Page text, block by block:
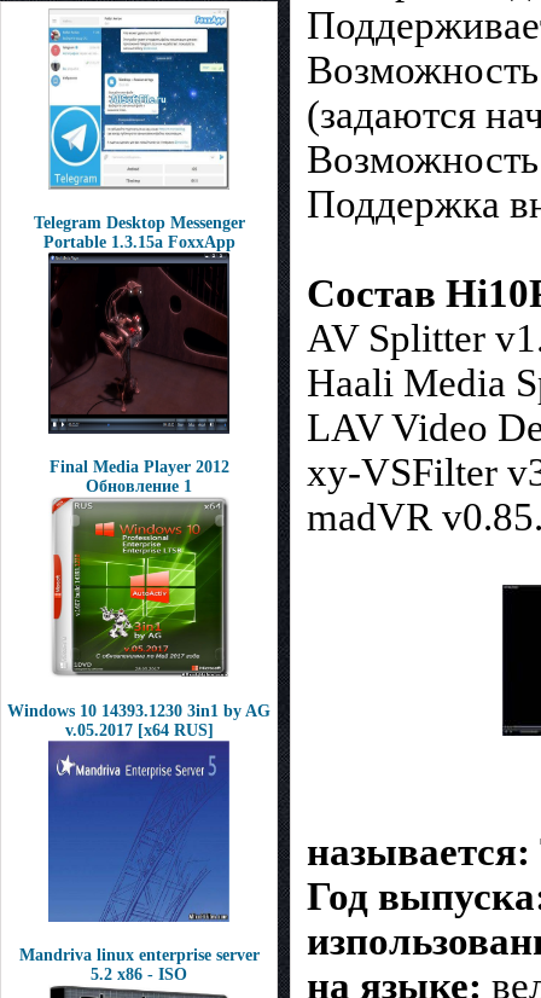
Telegram Desktop Messenger
Portable 1.3.15a FoxxApp
Final Media Player 2012
Обновление 1
Windows 10 14393.1230 3in1 by AG
v.05.2017 [x64 RUS]
Mandriva linux enterprise server
5.2 x86 - ISO
Возможность
(задаются
Поддержка
Состав
AV Splitter
Haali Media
LAV Video
xy-VSFilter
madVR
называется:
Год
на языке: